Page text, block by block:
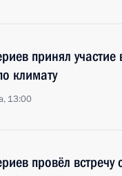
принял
климату
13:00
провёл